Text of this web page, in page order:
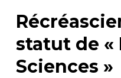
statut de «
Sciences »